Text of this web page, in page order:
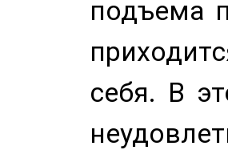
подъема
себя. В